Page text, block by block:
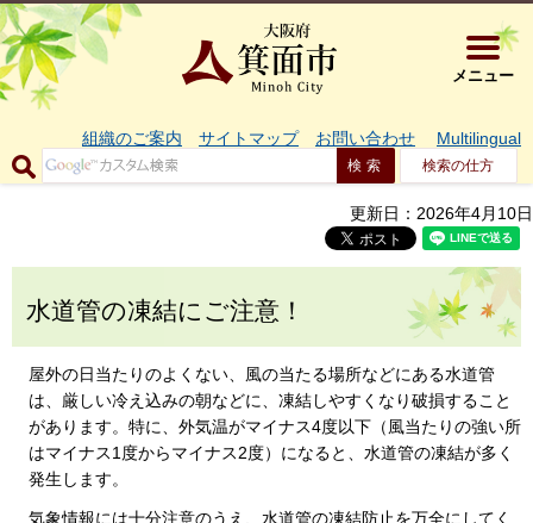
大阪府箕
メニュー
組織のご案内 サイトマップ お問い合わせ Multilingual
検索の仕方
更新日：2026年4月10日
水道管の凍結にご注意！
屋外の日当たりのよくない、風の当たる場所などにある水道管
は、厳しい冷え込みの朝などに、凍結しやすくなり破損すること
があります。特に、外気温がマイナス4度以下（風当たりの強い所
はマイナス1度からマイナス2度）になると、水道管の凍結が多く
発生します。
気象情報には十分注意のうえ、水道管の凍結防止を万全にしてく